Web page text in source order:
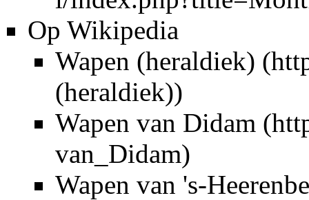
Op Wikipedia
Wapen (heraldiek)
Wapen van Didam
Wapen van 's-